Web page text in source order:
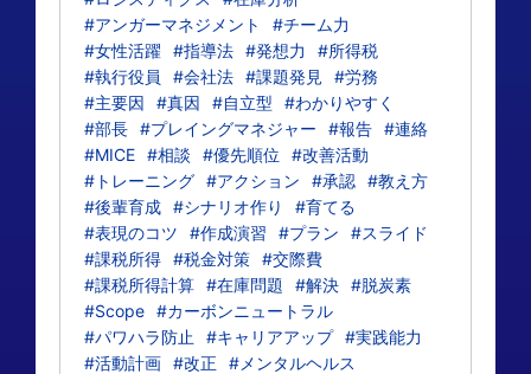
#アンガーマネジメント
#チーム力
#女性活躍 #指導法 #発想力
#所得税
#執行役員
#会社法 #課題発見
#労務
#主要因
#真因 #自立型
#わかりやすく
#部長 #プレイングマネジャー #報告 #連絡
#MICE #相談 #優先順位
#改善活動
#トレーニング #アクション #承認 #教え方
#後輩育成 #シナリオ作り
#育てる
#表現のコツ
#作成演習 #プラン
#スライド
#課税所得 #税金対策 #交際費
#課税所得計算 #在庫問題 #解決 #脱炭素
#Scope #カーボンニュートラル
#パワハラ防止
#キャリアアップ #実践能力
#活動計画 #改正
#メンタルヘルス